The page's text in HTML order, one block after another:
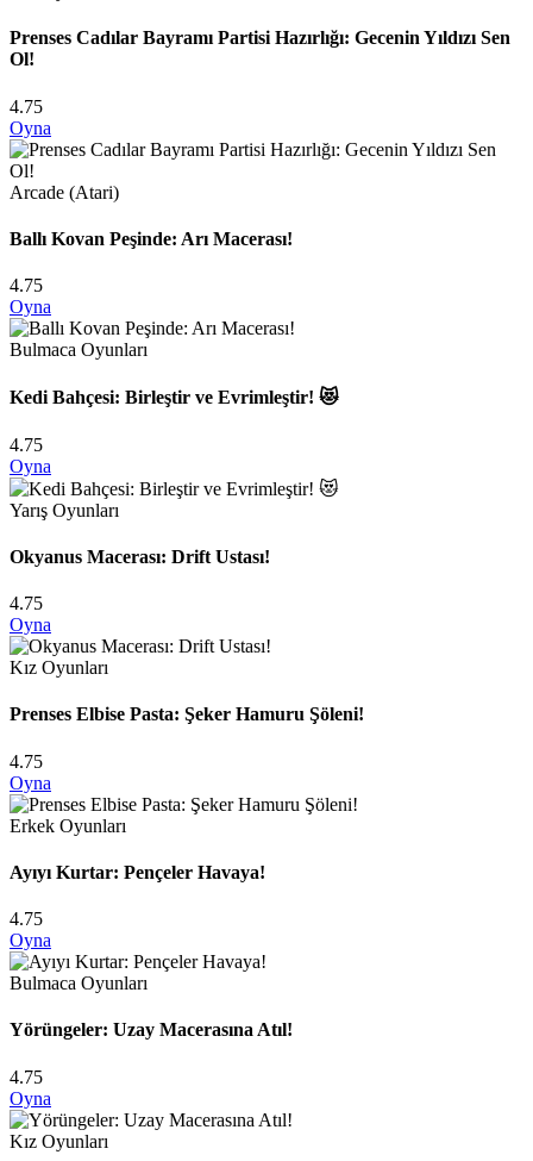
Prenses Cadılar Bayramı Partisi Hazırlığı: Gecenin Yıldızı Sen
Ol!
4.75
Oyna
Arcade (Atari)
Ballı Kovan Peşinde: Arı Macerası!
4.75
Oyna
Bulmaca Oyunları
Kedi Bahçesi: Birleştir ve Evrimleştir! 😻
4.75
Oyna
Yarış Oyunları
Okyanus Macerası: Drift Ustası!
4.75
Oyna
Kız Oyunları
Prenses Elbise Pasta: Şeker Hamuru Şöleni!
4.75
Oyna
Erkek Oyunları
Ayıyı Kurtar: Pençeler Havaya!
4.75
Oyna
Bulmaca Oyunları
Yörüngeler: Uzay Macerasına Atıl!
4.75
Oyna
Kız Oyunları